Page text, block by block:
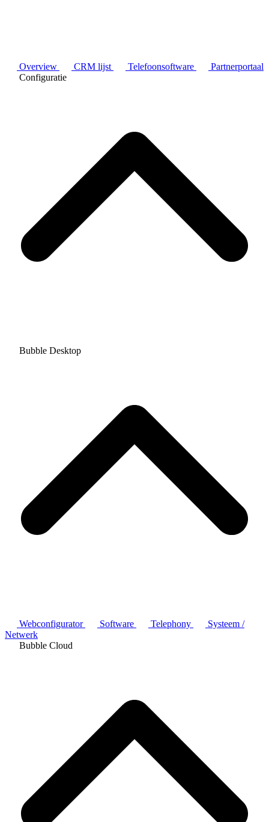
Overview CRM lijst Telefoonsoftware
Partnerportaal
Configuratie
Bubble Desktop
Webconfigurator Software Telephony
Systeem /
Netwerk
Bubble Cloud